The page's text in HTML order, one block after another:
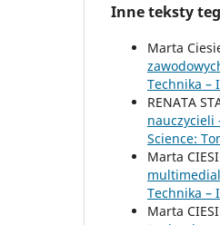
Inne teksty
Marta
Technika –
RENATA
nauczycieli
Science:
Marta
Technika –
Marta